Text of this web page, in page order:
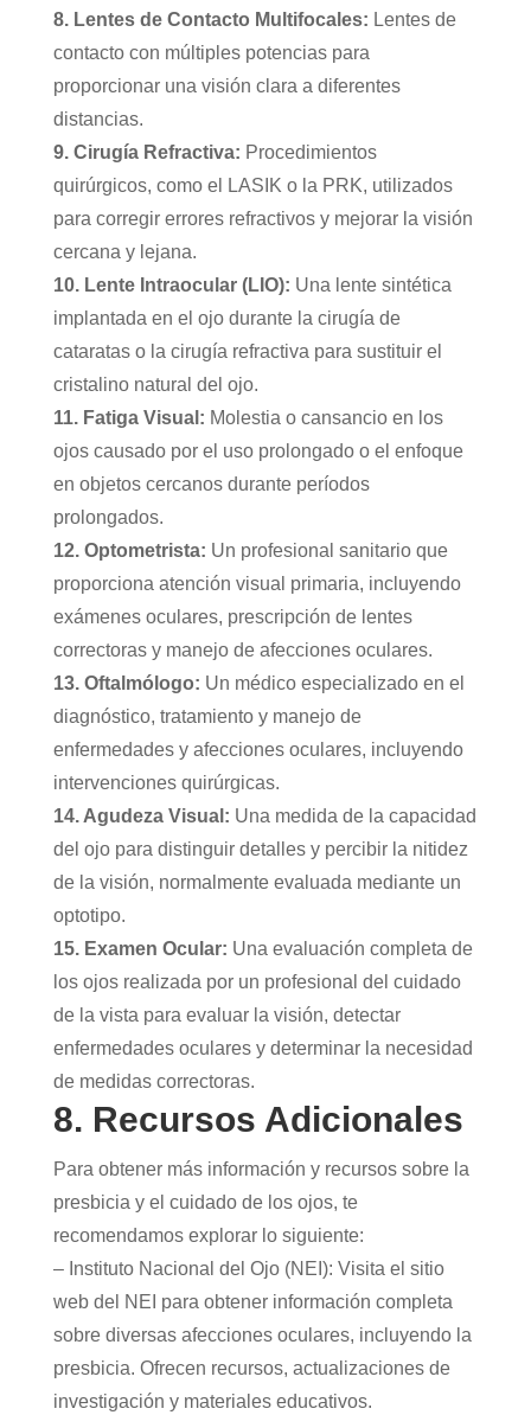
8. Lentes de Contacto Multifocales: Lentes de
contacto con múltiples potencias para
proporcionar una visión clara a diferentes
distancias.
9. Cirugía Refractiva: Procedimientos
quirúrgicos, como el LASIK o la PRK, utilizados
para corregir errores refractivos y mejorar la visión
cercana y lejana.
10. Lente Intraocular (LIO): Una lente sintética
implantada en el ojo durante la cirugía de
cataratas o la cirugía refractiva para sustituir el
cristalino natural del ojo.
11. Fatiga Visual: Molestia o cansancio en los
ojos causado por el uso prolongado o el enfoque
en objetos cercanos durante períodos
prolongados.
12. Optometrista: Un profesional sanitario que
proporciona atención visual primaria, incluyendo
exámenes oculares, prescripción de lentes
correctoras y manejo de afecciones oculares.
13. Oftalmólogo: Un médico especializado en el
diagnóstico, tratamiento y manejo de
enfermedades y afecciones oculares, incluyendo
intervenciones quirúrgicas.
14. Agudeza Visual: Una medida de la capacidad
del ojo para distinguir detalles y percibir la nitidez
de la visión, normalmente evaluada mediante un
optotipo.
15. Examen Ocular: Una evaluación completa de
los ojos realizada por un profesional del cuidado
de la vista para evaluar la visión, detectar
enfermedades oculares y determinar la necesidad
de medidas correctoras.
8. Recursos Adicionales
Para obtener más información y recursos sobre la
presbicia y el cuidado de los ojos, te
recomendamos explorar lo siguiente:
– Instituto Nacional del Ojo (NEI): Visita el sitio
web del NEI para obtener información completa
sobre diversas afecciones oculares, incluyendo la
presbicia. Ofrecen recursos, actualizaciones de
investigación y materiales educativos.